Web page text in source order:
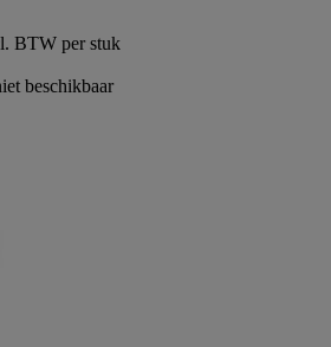
BTW per stuk
beschikbaar